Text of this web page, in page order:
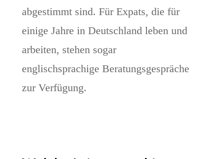
abgestimmt sind. Für Expats, die für
einige Jahre in Deutschland leben und
arbeiten, stehen sogar
englischsprachige Beratungsgespräche
zur Verfügung.